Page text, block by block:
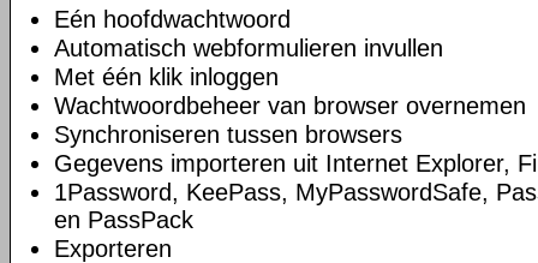
Eén hoofdwachtwoord
Automatisch webformulieren invullen
Met één klik inloggen
Wachtwoordbeheer van browser overnemen
Synchroniseren tussen browsers
Gegevens importeren uit Internet Explorer,
1Password, KeePass, MyPasswordSafe,
en PassPack
Exporteren